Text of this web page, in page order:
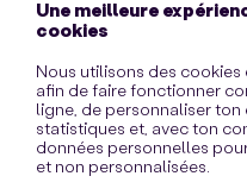
Une meilleure
cookies
Nous utilisons des
afin de faire fonctionner
ligne, de personnaliser
statistiques et, avec ton
données personnelles
et non personnalisées.